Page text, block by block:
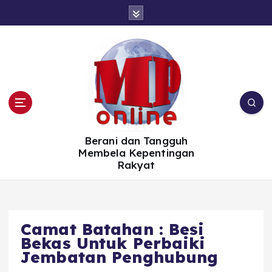
Berani dan Tangguh
Membela Kepentingan
Rakyat
Camat Batahan : Besi
Bekas Untuk Perbaiki
Jembatan Penghubung